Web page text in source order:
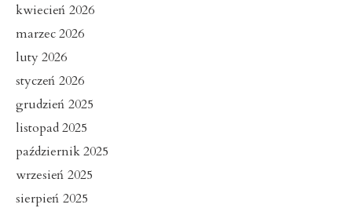
kwiecień 2026
marzec 2026
luty 2026
styczeń 2026
grudzień 2025
listopad 2025
październik 2025
wrzesień 2025
sierpień 2025